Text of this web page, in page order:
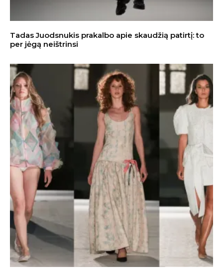
Tadas Juodsnukis prakalbo apie skaudžią patirtį: to
per jėgą neištrinsi